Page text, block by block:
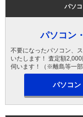
パソ
パソコン
不要になったパソコン、
いたします！ 査定額
伺います！（※離島等一部
パソコン